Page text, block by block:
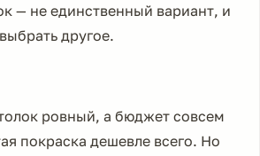
— не единственный вариант, и
другое.
ровный, а бюджет совсем
покраска дешевле всего. Но